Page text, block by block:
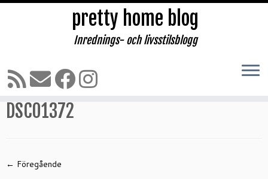
Hoppa
till
pretty home blog
Inrednings- och livsstilsblogg
Hem » Pernilla Wahlgren klänningar och träning
DSC01372
← Föregående